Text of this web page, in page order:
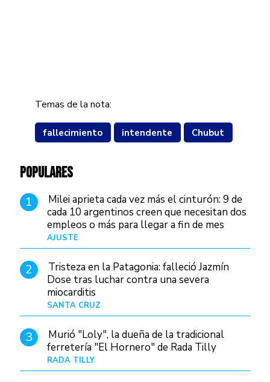
Temas de la nota:
fallecimiento intendente Chubut
POPULARES
1
Milei aprieta cada vez más el cinturón: 9 de
cada 10 argentinos creen que necesitan dos
empleos o más para llegar a fin de mes
AJUSTE
2
Tristeza en la Patagonia: falleció Jazmín
Dose tras luchar contra una severa
miocarditis
SANTA CRUZ
3
Murió "Loly", la dueña de la tradicional
ferretería "El Hornero" de Rada Tilly
RADA TILLY